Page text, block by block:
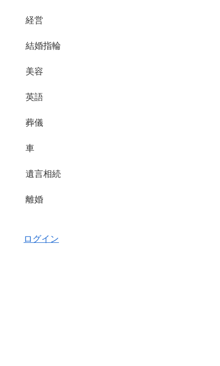
経営
結婚指輪
美容
英語
葬儀
車
遺言相続
離婚
ログイン